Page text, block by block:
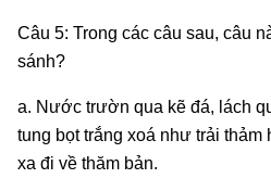
Câu 5: Trong các câu sau, câu
sánh?
a. Nước trườn qua kẽ đá, lách
tung bọt trắng xoá như trải thảm
xa đi về thăm bản.